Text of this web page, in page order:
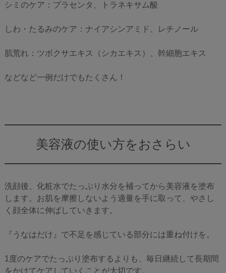
シミのケア：プラセンタ、トラネキサム酸
しわ・たるみのケア：ナイアシンアミド、レチノール
肌荒れ：ツボクサエキス（シカエキス）、幹細胞エキス
などなど一例だけでもたくさん！
美容液の使い方をおさらい
洗顔後、化粧水でたっぷり水分を補ってから美容液を塗布
します。お肌を摩擦しないよう適量を手に取って、やさし
く顔全体に伸ばしていきます。
『うなはだけ』で不足を感じている部分には重ね付けを。
1度のケアでたっぷり塗布するよりも、毎日継続して長期間
をかけてケアしていくことが大切です。